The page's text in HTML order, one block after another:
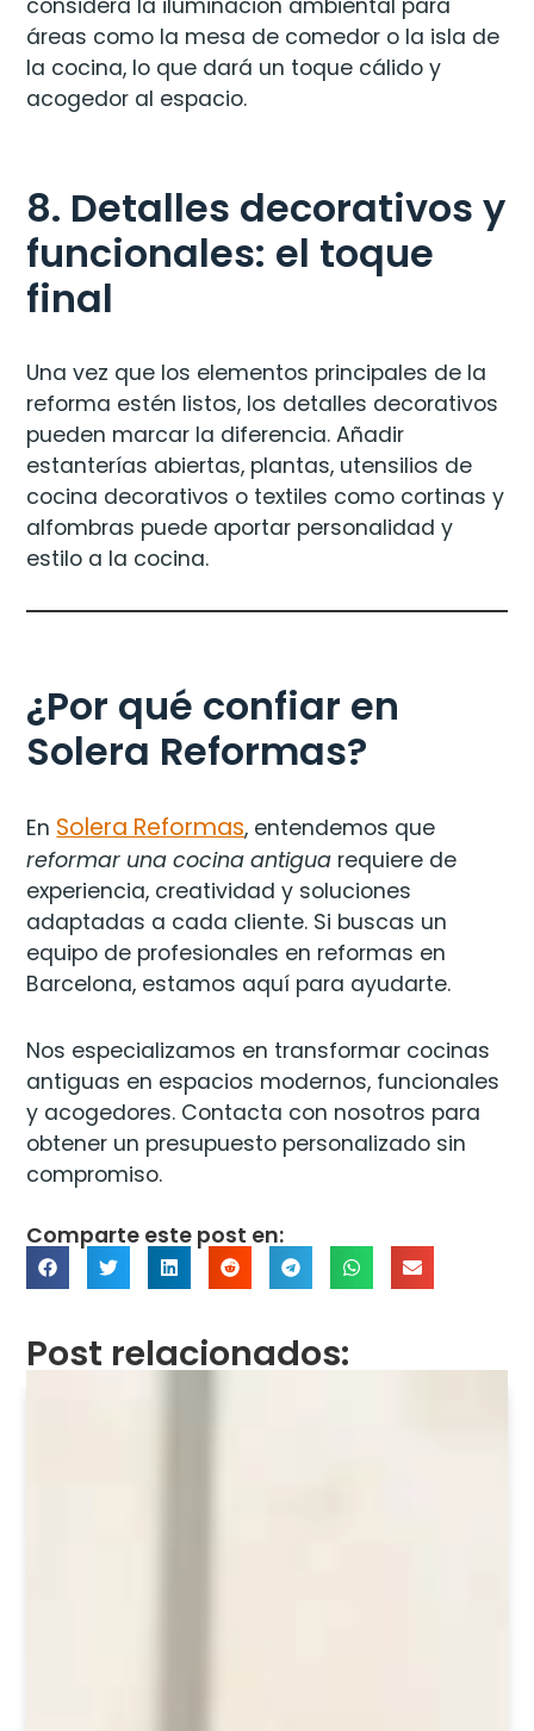
considera la iluminación ambiental para
áreas como la mesa de comedor o la isla de
la cocina, lo que dará un toque cálido y
acogedor al espacio​.
8. Detalles decorativos y
funcionales: el toque
final
Una vez que los elementos principales de la
reforma estén listos, los detalles decorativos
pueden marcar la diferencia. Añadir
estanterías abiertas, plantas, utensilios de
cocina decorativos o textiles como cortinas y
alfombras puede aportar personalidad y
estilo a la cocina.
¿Por qué confiar en
Solera Reformas?
En Solera Reformas, entendemos que
reformar una cocina antigua requiere de
experiencia, creatividad y soluciones
adaptadas a cada cliente. Si buscas un
equipo de profesionales en reformas en
Barcelona, estamos aquí para ayudarte.
Nos especializamos en transformar cocinas
antiguas en espacios modernos, funcionales
y acogedores. Contacta con nosotros para
obtener un presupuesto personalizado sin
compromiso.
Comparte este post en:
Post relacionados: